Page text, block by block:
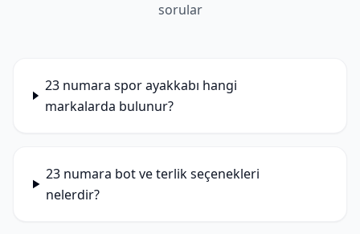
sorular
23 numara spor ayakkabı hangi
markalarda bulunur?
23 numara bot ve terlik seçenekleri
nelerdir?